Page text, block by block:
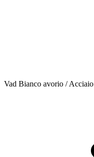
Vad Bianco avorio / Acciaio